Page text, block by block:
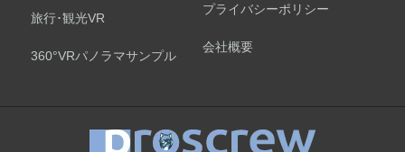
旅行･観光VR
360°VRパノラマサンプル
プライバシーポリシー
会社概要